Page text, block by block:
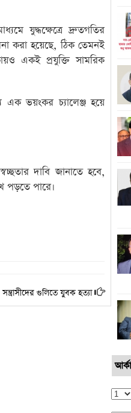
যুদ্ধক্ষেত্রে দ্রুতগতির
করা হয়েছে, ঠিক তেমনই
একই প্রযুক্তি সামরিক
এক ভয়ংকর চ্যালেঞ্জ হয়ে
দাবি জানাতে হবে,
পড়তে পারে।
গুলিতে যুবক হত্যা